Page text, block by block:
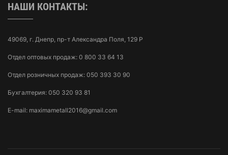
НАШИ КОНТАКТЫ:
49069, г. Днепр, пр-т Александра Поля, 129 Р
Отдел оптовых продаж: 0 800 33 64 13
Отдел розничных продаж: 050 393 30 90
Бухгалтерия: 050 320 93 81
E-mail: maximametall2016@gmail.com